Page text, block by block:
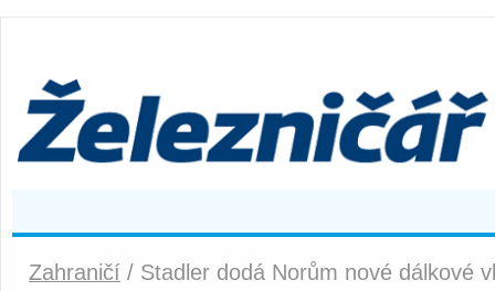
Zahraničí / Stadler dodá Norům nové dálkové